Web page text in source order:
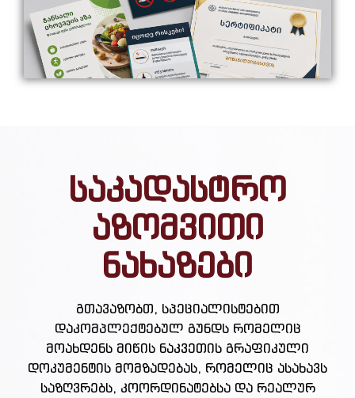
საკადასტრო
აზომვითი
ნახაზები
გთავაზობთ, სპეციალისტებით
დაკომპლექტებულ გუნდს რომელიც
მოახდენს მიწის ნაკვეთის გრაფიკული
დოკუმენტის მომზადებას, რომელიც ასახავს
საზღვრებს, კოორდინატებსა და რეალურ